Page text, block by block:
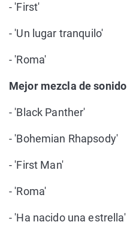
- 'First'
- 'Un lugar tranquilo'
- 'Roma'
Mejor mezcla de sonido
- 'Black Panther'
- 'Bohemian Rhapsody'
- 'First Man'
- 'Roma'
- 'Ha nacido una estrella'